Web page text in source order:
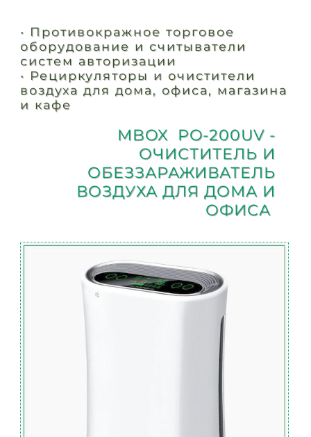
• Противокражное торговое
оборудование и считыватели
систем авторизации
• Рециркуляторы и очистители
воздуха для дома, офиса, магазина
и кафе
MBOX PO-200UV -
ОЧИСТИТЕЛЬ И
ОБЕЗЗАРАЖИВАТЕЛЬ
ВОЗДУХА ДЛЯ ДОМА И
ОФИСА